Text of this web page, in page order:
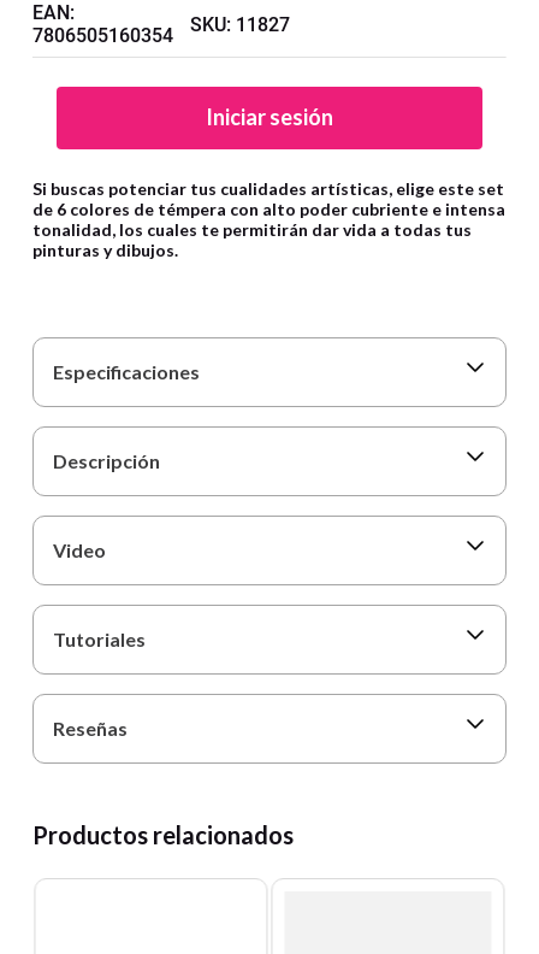
EAN:
7806505160354
SKU: 11827
Iniciar sesión
Si buscas potenciar tus cualidades artísticas, elige este set
de 6 colores de témpera con alto poder cubriente e intensa
tonalidad, los cuales te permitirán dar vida a todas tus
pinturas y dibujos.
Especificaciones
Descripción
Video
Tutoriales
Reseñas
Productos relacionados
7.
8. cartulina
9